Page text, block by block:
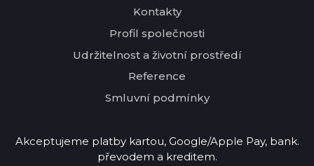
Kontakty
Profil společnosti
Udržitelnost a životní prostředí
Reference
Smluvní podmínky
Akceptujeme platby kartou, Google/Apple Pay, bank.
převodem a kreditem.